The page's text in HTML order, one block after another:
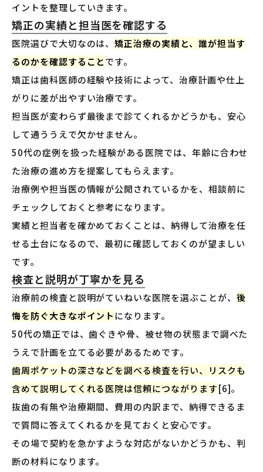
イントを整理していきます。
矯正の実績と担当医を確認する
医院選びで大切なのは、矯正治療の実績と、誰が担当す
るのかを確認することです。
矯正は歯科医師の経験や技術によって、治療計画や仕上
がりに差が出やすい治療です。
担当医が変わらず最後まで診てくれるかどうかも、安心
して通ううえで欠かせません。
50代の症例を扱った経験がある医院では、年齢に合わせ
た治療の進め方を提案してもらえます。
治療例や担当医の情報が公開されているかを、相談前に
チェックしておくと参考になります。
実績と担当者を確かめておくことは、納得して治療を任
せる土台になるので、最初に確認しておくのが望ましい
です。
検査と説明が丁寧かを見る
治療前の検査と説明がていねいな医院を選ぶことが、 後
悔を防ぐ大きなポイントになります。
50代の矯正では、歯ぐきや骨、被せ物の状態まで調べた
うえで計画を立てる必要があるためです。
歯周ポケットの深さなどを調べる検査を行い、リスクも
含めて説明してくれる医院は信頼につながります[6]。
抜歯の有無や治療期間、費用の内訳まで、納得できるま
で質問に答えてくれるかを見ておくと安心です。
その場で契約を急かすような対応がないかどうかも、判
断の材料になります。